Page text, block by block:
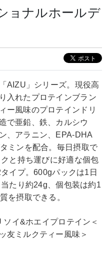
ョナルホールデ
AIZU」シリーズ。現役高
入れたプロテインブラン
ー風味のプロテインドリ
で亜鉛、鉄、カルシウ
、アラニン、EPA-DHA
ミンを配合。毎日摂取で
と持ち運びに好適な個包
イプ。600gパックは1日
たり約24g、個包装は約1
を摂取できる。
ソイ&ホエイプロテイン＜
友ミルクティー風味＞